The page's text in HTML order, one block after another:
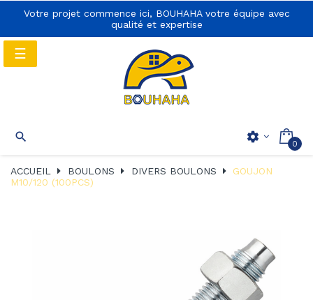
Votre projet commence ici, BOUHAHA votre équipe avec
qualité et expertise

navigation
settings 0
Basculer
la
☰
ACCUEIL BOULONS DIVERS BOULONS
GOUJON
M10/120 (100PCS)